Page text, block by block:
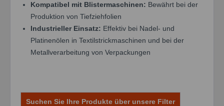
Kompatibel mit Blistermaschinen: Bewährt bei der
Produktion von Tiefziehfolien
Industrieller Einsatz: Effektiv bei Nadel- und
Platinenölen in Textilstrickmaschinen und bei der
Metallverarbeitung von Verpackungen
Suchen Sie Ihre Produkte über unsere Filter